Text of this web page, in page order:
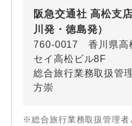
阪急交通社 高松支
川発・徳島発）
760-0017 香川県高
セイ高松ビル8F
総合旅行業務取扱管
方崇
※総合旅行業務取扱管理者